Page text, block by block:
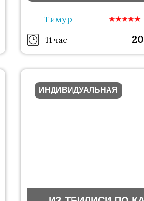
Тимур
11 час 20
ИНДИВИДУАЛЬНАЯ